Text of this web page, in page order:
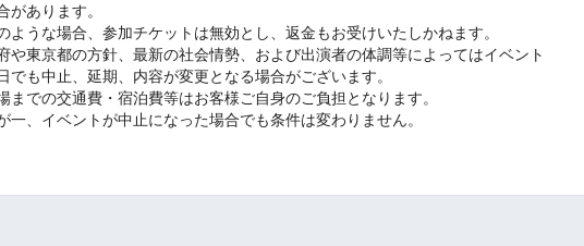
があります。
ような場合、参加チケットは無効とし、返金もお受けいたしかねます。
や東京都の方針、最新の社会情勢、および出演者の体調等によってはイベント
でも中止、延期、内容が変更となる場合がございます。
までの交通費・宿泊費等はお客様ご自身のご負担となります。
一、イベントが中止になった場合でも条件は変わりません。